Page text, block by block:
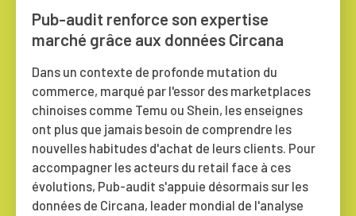
Pub-audit renforce son expertise
marché grâce aux données Circana
Dans un contexte de profonde mutation du
commerce, marqué par l'essor des marketplaces
chinoises comme Temu ou Shein, les enseignes
ont plus que jamais besoin de comprendre les
nouvelles habitudes d'achat de leurs clients. Pour
accompagner les acteurs du retail face à ces
évolutions, Pub-audit s'appuie désormais sur les
données de Circana, leader mondial de l'analyse